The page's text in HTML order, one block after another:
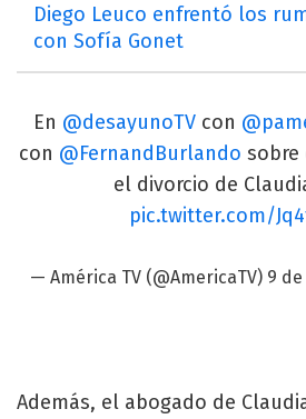
Diego Leuco enfrentó los
con Sofía Gonet
En @desayunoTV con
con @FernandBurlando sobre
el divorcio de
pic.twitter.com/
— América TV (@AmericaTV) 9
Además, el abogado de